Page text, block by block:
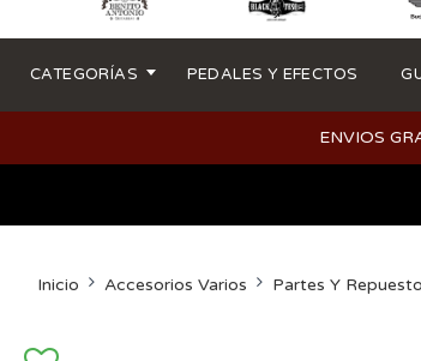
CATEGORÍAS PEDALES Y EFECTOS
ENVIOS
Inicio Accesorios Varios Partes Y